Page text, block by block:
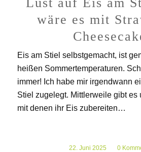
wäre es mit
Eis am Stiel selbstgemacht, ist
heißen Sommertemperaturen.
immer! Ich habe mir irgendwann
Stiel zugelegt. Mittlerweile gibt es
mit denen ihr Eis zubereiten…
22. Juni 2025
/ 0